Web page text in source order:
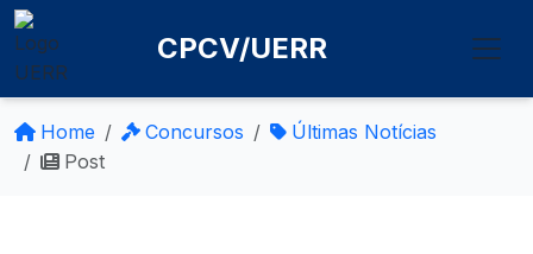
CPCV/UERR
Home Concursos
Últimas Notícias
Post